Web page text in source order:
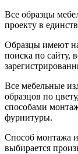
Все образцы
проекту в
Образцы имеют
поиска по сайту,
Все мебельные
образцов по
способами
фурнитуры.
Способ монтажа
выбирается